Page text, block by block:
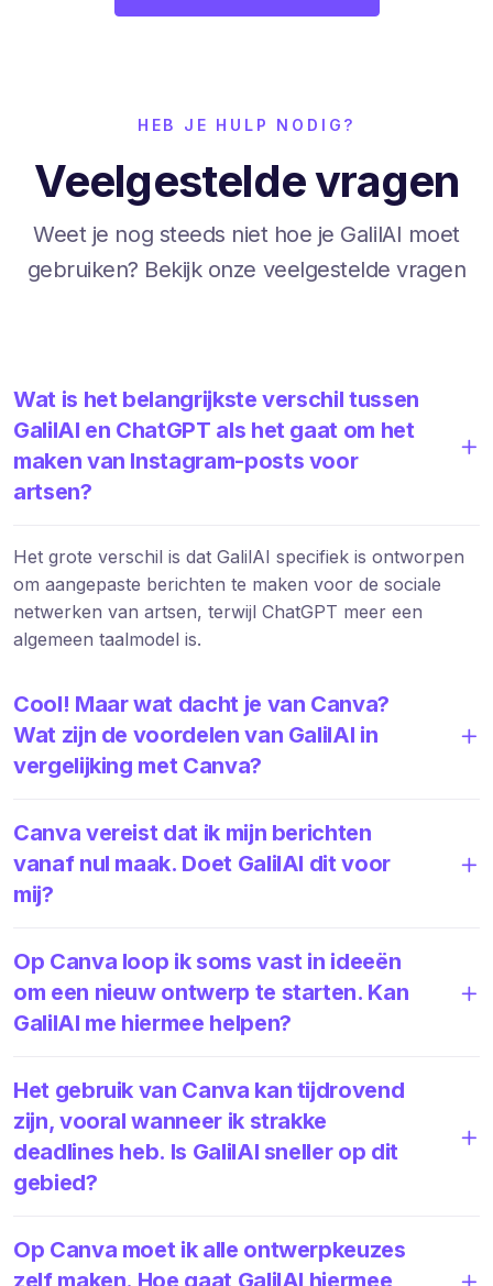
HEB JE HULP NODIG?
Veelgestelde vragen
Weet je nog steeds niet hoe je GalilAI moet
gebruiken? Bekijk onze veelgestelde vragen
Wat is het belangrijkste verschil tussen
GalilAI en ChatGPT als het gaat om het
maken van Instagram-posts voor
artsen?
Het grote verschil is dat GalilAI specifiek is ontworpen
om aangepaste berichten te maken voor de sociale
netwerken van artsen, terwijl ChatGPT meer een
algemeen taalmodel is.
Cool! Maar wat dacht je van Canva?
Wat zijn de voordelen van GalilAI in
vergelijking met Canva?
Canva vereist dat ik mijn berichten
vanaf nul maak. Doet GalilAI dit voor
mij?
Op Canva loop ik soms vast in ideeën
om een nieuw ontwerp te starten. Kan
GalilAI me hiermee helpen?
Het gebruik van Canva kan tijdrovend
zijn, vooral wanneer ik strakke
deadlines heb. Is GalilAI sneller op dit
gebied?
Op Canva moet ik alle ontwerpkeuzes
zelf maken. Hoe gaat GalilAI hiermee